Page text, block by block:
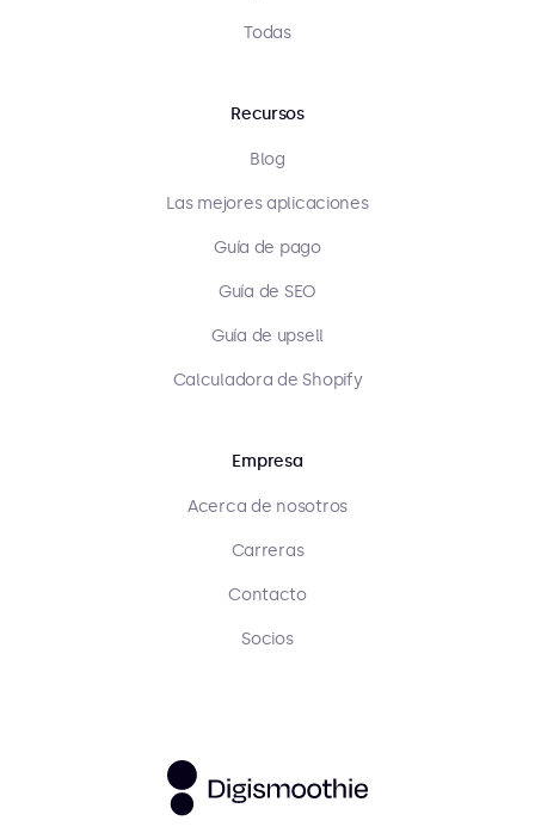
Todas
Recursos
Blog
Las mejores aplicaciones
Guía de pago
Guía de SEO
Guía de upsell
Calculadora de Shopify
Empresa
Acerca de nosotros
Carreras
Contacto
Socios